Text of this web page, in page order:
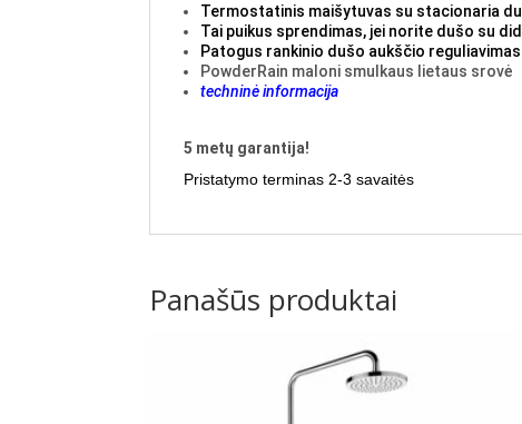
Termostatinis maišytuvas su stacionaria
Tai puikus sprendimas, jei norite dušo su
Patogus rankinio dušo aukščio reguliavimas
PowderRain maloni smulkaus lietaus srovė
techninė informacija
5 metų garantija!
Pristatymo terminas 2-3 savaitės
Panašūs produktai